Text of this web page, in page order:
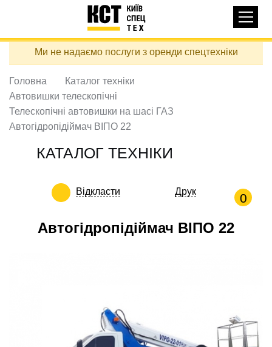
Перейти
вмісту
навигация
КАТАЛОГ ТЕХНІКИ
ДОСТАВКА ТА ОПЛАТА
ПРО НАС
ВІДГУКИ
КОНТАКТИ
КОРИСНІ СТАТТІ
Ми не надаємо послуги з оренди спецтехніки
Головна
Каталог техніки
Автовишки телескопічні
Телескопічні автовишки на шасі ГАЗ
Автогідропідіймач ВІПО 22
КАТАЛОГ ТЕХНІКИ
Відкласти Друк 0
Автогідропідіймач ВІПО 22